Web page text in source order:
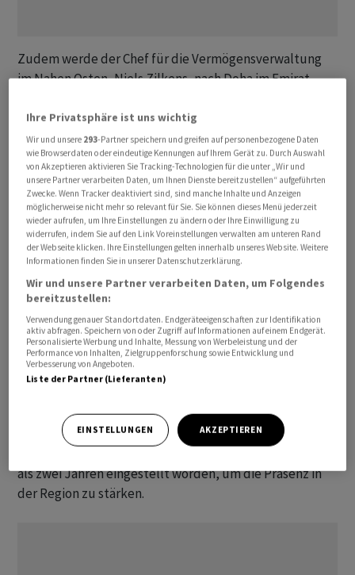
Zudem werde der Chef für die Vermögensverwaltung
im Nahen Osten, Niels Zilkens, nach Doha im Emirat
Rolle für unsere Wachstumsziele und bietet sowohl
unserem Unternehmen als auch unseren Kunden
bedeutende langfristige Chancen», heisst es im Momo
von Iqbal Khan (Co-President Global Wealth
Management) und Beatriz Martin Jimenez (COO und
EMEA-Präsidentin).
Das Vermögensverwaltungsgeschäft der Bank in der
EMEA-Region soll ab dem 1. Juni zudem fünf Sektoren
umfassen, heisst es in einem weiteren Memos von
Novakovic. Die neue Struktur soll ihr dabei helfen, die
Teams im Nahen Osten bei ihren
Wachstumsbemühungen besser unterstützen zu
können.
Gemäss Bloomberg habe die UBS in den letzten
Monaten zahlreiche hochrangige Vermögensverwalter
als zwei Jahren eingestellt worden, um die Präsenz in
der Region zu stärken.
Ihre Privatsphäre ist uns wichtig
Wir und unsere 293-Partner speichern und greifen auf personenbezogene Daten
wie Browserdaten oder eindeutige Kennungen auf Ihrem Gerät zu. Durch Auswahl
von Akzeptieren aktivieren Sie Tracking-Technologien für die unter „Wir und
unsere Partner verarbeiten Daten, um Ihnen Dienste bereitzustellen“ aufgeführten
Zwecke. Wenn Tracker deaktiviert sind, sind manche Inhalte und Anzeigen
möglicherweise nicht mehr so relevant für Sie. Sie können dieses Menü jederzeit
wieder aufrufen, um Ihre Einstellungen zu ändern oder Ihre Einwilligung zu
widerrufen, indem Sie auf den Link Voreinstellungen verwalten am unteren Rand
der Webseite klicken. Ihre Einstellungen gelten innerhalb unseres Website. Weitere
Informationen finden Sie in unserer Datenschutzerklärung.
Wir und unsere Partner verarbeiten Daten, um Folgendes
bereitzustellen:
Verwendung genauer Standortdaten. Endgeräteeigenschaften zur Identifikation
aktiv abfragen. Speichern von oder Zugriff auf Informationen auf einem Endgerät.
Personalisierte Werbung und Inhalte, Messung von Werbeleistung und der
Performance von Inhalten, Zielgruppenforschung sowie Entwicklung und
Verbesserung von Angeboten.
Liste der Partner (Lieferanten)
EINSTELLUNGEN AKZEPTIEREN